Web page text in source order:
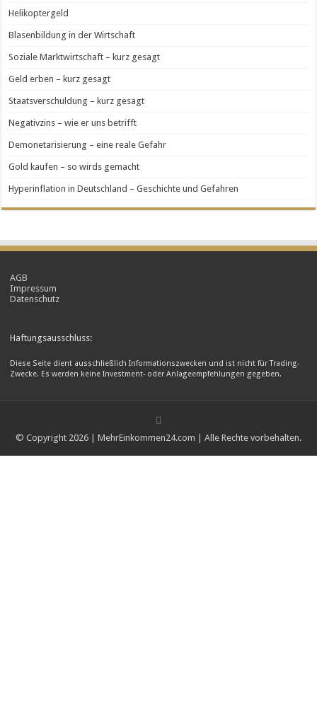
Helikoptergeld
Blasenbildung in der Wirtschaft
Soziale Marktwirtschaft – kurz gesagt
Geld erben – kurz gesagt
Staatsverschuldung – kurz gesagt
Negativzins – wie er uns betrifft
Demonetarisierung – eine reale Gefahr
Gold kaufen – so wirds gemacht
Hyperinflation in Deutschland – Geschichte und Gefahren
AGB
Impressum
Datenschutz
Haftungsausschluss:
Diese Seite dient ausschließlich Informationszwecken und ist nicht für Trading-
Zwecke. Es werden keine Investment- oder Anlageempfehlungen gegeben.
© Copyright 2026 | MehrEinkommen24.com | Alle Rechte vorbehalten.